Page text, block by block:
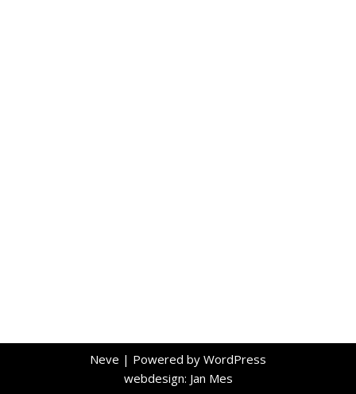
Neve | Powered by WordPress
webdesign: Jan Mes